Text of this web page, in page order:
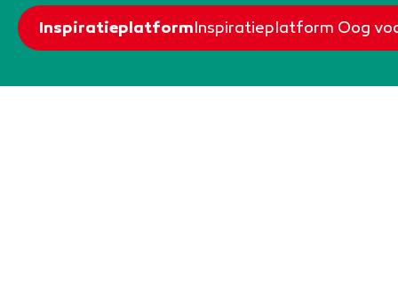
InspiratieplatformInspiratieplatform Oog